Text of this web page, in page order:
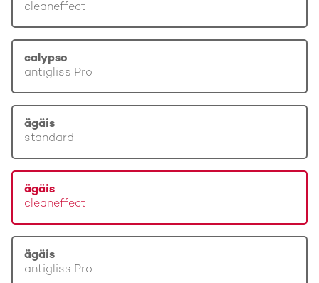
cleaneffect
calypso
antigliss Pro
ägäis
standard
ägäis
cleaneffect
ägäis
antigliss Pro